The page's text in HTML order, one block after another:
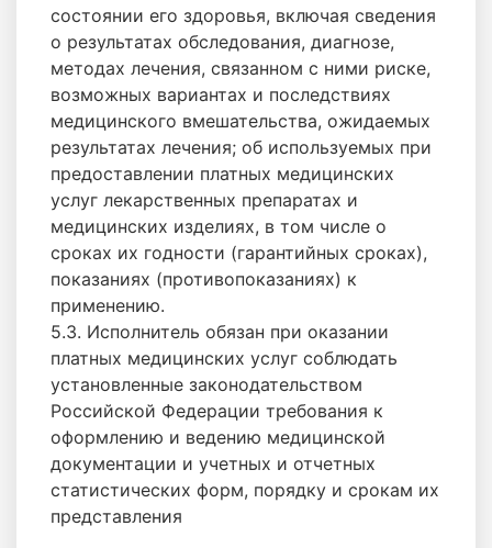
состоянии его здоровья, включая сведения
о результатах обследования, диагнозе,
методах лечения, связанном с ними риске,
возможных вариантах и последствиях
медицинского вмешательства, ожидаемых
результатах лечения; об используемых при
предоставлении платных медицинских
услуг лекарственных препаратах и
медицинских изделиях, в том числе о
сроках их годности (гарантийных сроках),
показаниях (противопоказаниях) к
применению.
5.3. Исполнитель обязан при оказании
платных медицинских услуг соблюдать
установленные законодательством
Российской Федерации требования к
оформлению и ведению медицинской
документации и учетных и отчетных
статистических форм, порядку и срокам их
представления